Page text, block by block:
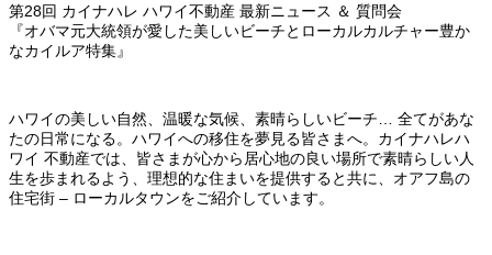
第28回 カイナハレ ハワイ不動産 最新ニュース ＆ 質問会
『オバマ元大統領が愛した美しいビーチとローカルカルチャー豊か
なカイルア特集』
ハワイの美しい自然、温暖な気候、素晴らしいビーチ… 全てがあな
たの日常になる。ハワイへの移住を夢見る皆さまへ。カイナハレハ
ワイ 不動産では、皆さまが心から居心地の良い場所で素晴らしい人
生を歩まれるよう、理想的な住まいを提供すると共に、オアフ島の
住宅街 – ローカルタウンをご紹介しています。